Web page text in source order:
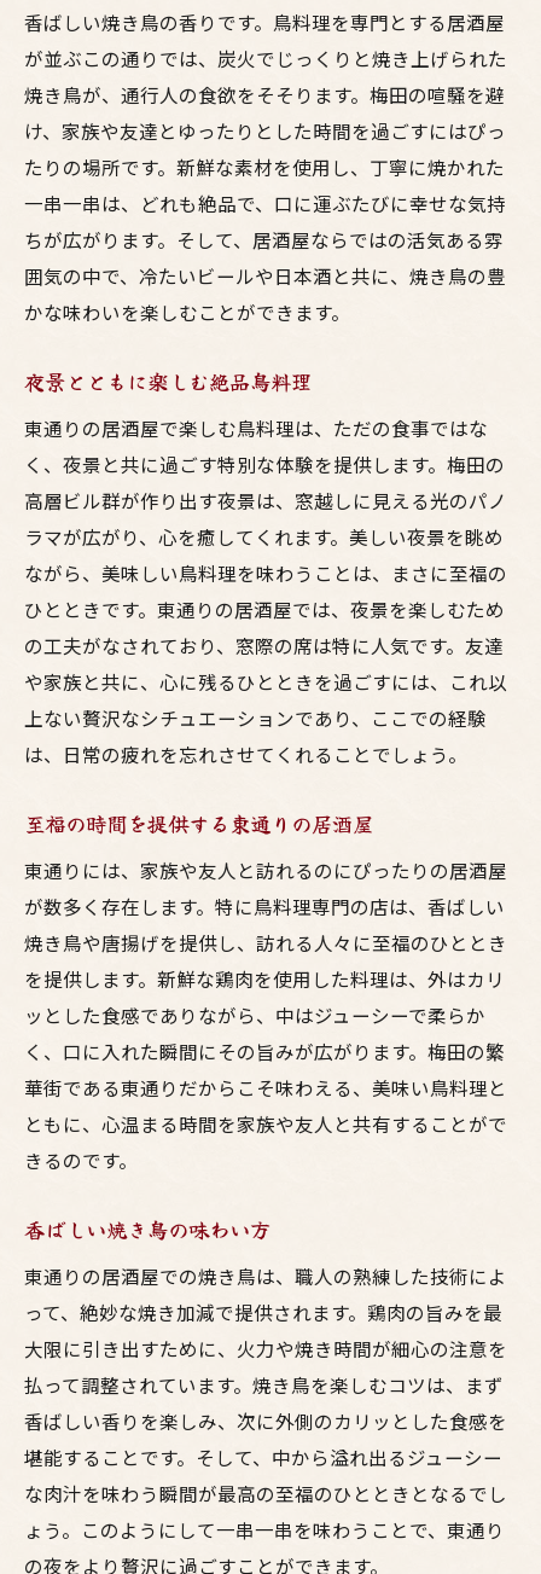
香ばしい焼き鳥の香りです。鳥料理を専門とする居酒屋
が並ぶこの通りでは、炭火でじっくりと焼き上げられた
焼き鳥が、通行人の食欲をそそります。梅田の喧騒を避
け、家族や友達とゆったりとした時間を過ごすにはぴっ
たりの場所です。新鮮な素材を使用し、丁寧に焼かれた
一串一串は、どれも絶品で、口に運ぶたびに幸せな気持
ちが広がります。そして、居酒屋ならではの活気ある雰
囲気の中で、冷たいビールや日本酒と共に、焼き鳥の豊
かな味わいを楽しむことができます。
夜景とともに楽しむ絶品鳥料理
東通りの居酒屋で楽しむ鳥料理は、ただの食事ではな
く、夜景と共に過ごす特別な体験を提供します。梅田の
高層ビル群が作り出す夜景は、窓越しに見える光のパノ
ラマが広がり、心を癒してくれます。美しい夜景を眺め
ながら、美味しい鳥料理を味わうことは、まさに至福の
ひとときです。東通りの居酒屋では、夜景を楽しむため
の工夫がなされており、窓際の席は特に人気です。友達
や家族と共に、心に残るひとときを過ごすには、これ以
上ない贅沢なシチュエーションであり、ここでの経験
は、日常の疲れを忘れさせてくれることでしょう。
至福の時間を提供する東通りの居酒屋
東通りには、家族や友人と訪れるのにぴったりの居酒屋
が数多く存在します。特に鳥料理専門の店は、香ばしい
焼き鳥や唐揚げを提供し、訪れる人々に至福のひととき
を提供します。新鮮な鶏肉を使用した料理は、外はカリ
ッとした食感でありながら、中はジューシーで柔らか
く、口に入れた瞬間にその旨みが広がります。梅田の繁
華街である東通りだからこそ味わえる、美味い鳥料理と
ともに、心温まる時間を家族や友人と共有することがで
きるのです。
香ばしい焼き鳥の味わい方
東通りの居酒屋での焼き鳥は、職人の熟練した技術によ
って、絶妙な焼き加減で提供されます。鶏肉の旨みを最
大限に引き出すために、火力や焼き時間が細心の注意を
払って調整されています。焼き鳥を楽しむコツは、まず
香ばしい香りを楽しみ、次に外側のカリッとした食感を
堪能することです。そして、中から溢れ出るジューシー
な肉汁を味わう瞬間が最高の至福のひとときとなるでし
ょう。このようにして一串一串を味わうことで、東通り
の夜をより贅沢に過ごすことができます。